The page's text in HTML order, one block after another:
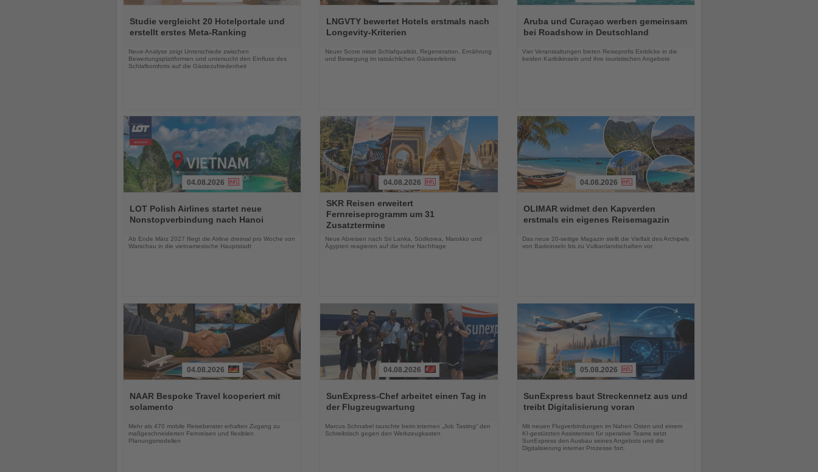
Sie
die
Studie vergleicht 20 Hotelportale und
erstellt erstes Meta-Ranking
Neue Analyse zeigt Unterschiede zwischen
Bewertungsplattformen und untersucht den Einfluss des
Schlafkomforts auf die Gästezufriedenheit
Sie
die
Nachrichten
LNGVTY bewertet Hotels erstmals nach
Longevity-Kriterien
Neuer Score misst Schlafqualität, Regeneration, Ernährung
und Bewegung im tatsächlichen Gästeerlebnis
Sie
die
Aruba und Curaçao werben gemeinsam
bei Roadshow in Deutschland
Vier Veranstaltungen bieten Reiseprofis Einblicke in die
beiden Karibikinseln und ihre touristischen Angebote
Sie
die
Nachrichten
04.08.2026
LOT Polish Airlines startet neue
Nonstopverbindung nach Hanoi
Ab Ende März 2027 fliegt die Airline dreimal pro Woche von
Warschau in die vietnamesische Hauptstadt
Sie
die
Nachrichten
04.08.2026
SKR Reisen erweitert
Fernreiseprogramm um 31
Zusatztermine
Neue Abreisen nach Sri Lanka, Südkorea, Marokko und
Ägypten reagieren auf die hohe Nachfrage
Sie
die
04.08.2026
OLIMAR widmet den Kapverden
erstmals ein eigenes Reisemagazin
Das neue 20-seitige Magazin stellt die Vielfalt des Archipels
von Badeinseln bis zu Vulkanlandschaften vor
Sie
die
04.08.2026
NAAR Bespoke Travel kooperiert mit
solamento
Mehr als 470 mobile Reiseberater erhalten Zugang zu
maßgeschneiderten Fernreisen und flexiblen
Planungsmodellen
Sie
die
Nachrichten
04.08.2026
SunExpress-Chef arbeitet einen Tag in
der Flugzeugwartung
Marcus Schnabel tauschte beim internen „Job Tasting“ den
Schreibtisch gegen den Werkzeugkasten
Sie
die
Nachrichten
05.08.2026
SunExpress baut Streckennetz aus und
treibt Digitalisierung voran
Mit neuen Flugverbindungen im Nahen Osten und einem
KI-gestützten Assistenten für operative Teams setzt
SunExpress den Ausbau seines Angebots und die
Digitalisierung interner Prozesse fort.